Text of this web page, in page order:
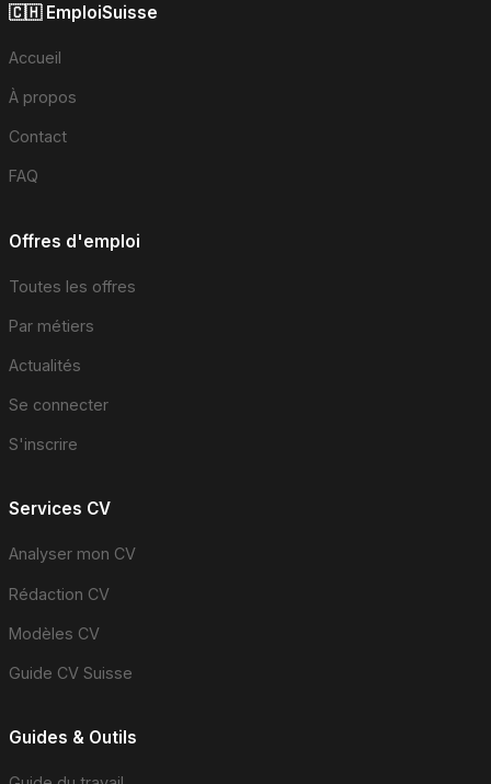
🇨🇭 EmploiSuisse
Accueil
À propos
Contact
FAQ
Offres d'emploi
Toutes les offres
Par métiers
Actualités
Se connecter
S'inscrire
Services CV
Analyser mon CV
Rédaction CV
Modèles CV
Guide CV Suisse
Guides & Outils